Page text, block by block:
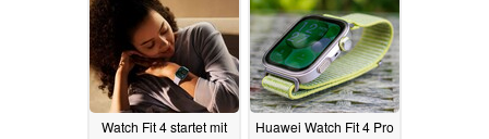
Watch Fit 4 startet mit
Huawei Watch Fit 4 Pro